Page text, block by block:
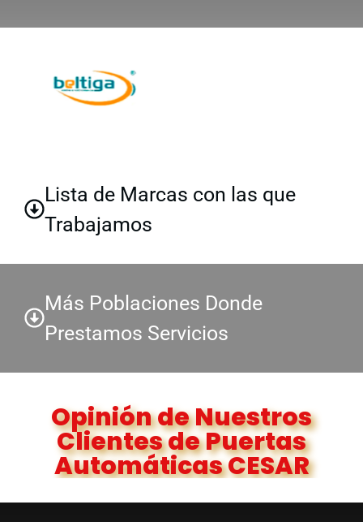
Lista de Marcas con las que
Trabajamos
Más Poblaciones Donde
Prestamos Servicios
Opinión de Nuestros
Clientes de Puertas
Automáticas CESAR